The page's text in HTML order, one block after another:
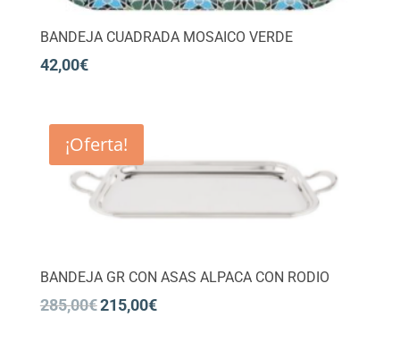
BANDEJA CUADRADA MOSAICO VERDE
42,00€
¡Oferta!
BANDEJA GR CON ASAS ALPACA CON RODIO
285,00€215,00€